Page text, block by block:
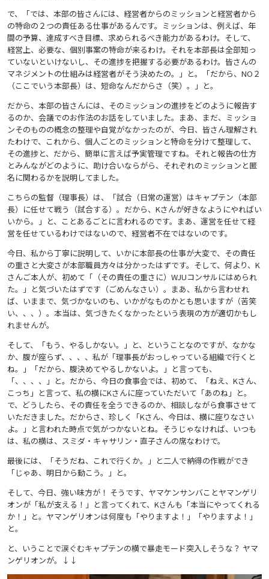
で、「では、本部の皆さんには、経営者からのミッションと経営者から
の特命の２つの責任ある仕事があるんです。ミッションは、例えば、年
間の予算、達成すべき目標、求められるべき能力があるわけ。そして、
経営上、必要な、個別事案の特命が来るわけ。それを本部長は全部知っ
ていないといけないし、その進捗を把握する必要があるわけ。皆さんの
マネジメントの仕組みは経営者がそう決めたの。」と。「だから、NO２
（ここでいう本部長）は、短命なんだからさ（笑）。」と。
だから、本部の皆さんには、そのミッションの進捗をどのように報告す
るのか、会議でのお作法のお話をしていました。まあ、まだ、ミッショ
ンそのものの概念の整理や自覚がなかったのが、今日、皆さん理解され
たわけで、これから、個人ごとのミッションと特命を分けて整理して、
その進捗と、だから、簡単に言えば予実管理ですね。それと報告の仕方
とみんながどのように、助け合いならがら、それぞれのミッションと匿
名に関わるかを説明してました。
こちらの監督（理事長）は、「試合（日常の運営）はキャプテン（本部
長）に任せて戦う（試合する）。だから、Kさんが好きなようにやればい
いから。」と、ことあるごとに言われるのです。まあ、運営を任せて経
営を任せているわけではないので、経営者不在ではないのです。
今日、私から丁寧に説明して、いかに本部長の仕事が大変で、その責任
の重さと大変さが本部職員方々は分かったはずです。そして、何より、K
さんご本人が、初めて「（その責任の重さに）WJUコンサルにはめられ
た。」と気づいたはずです（ごめんなさい）。まあ、私から言わせれ
ば、いままで、気づかないのも、いかがなものかとも思いますが（苦笑
い、、、）。本当は、気づきたくなかったという表現の方が適切かもし
れませんが。
そして、「もう、やるしかない。」と、ということなのですが、なかな
か、腹が座らず、、、、私が「理事長がおっしゃっている組織で行くと
ね。」「だから、腹決めてやるしかないよ。」と言っても、
「、、、、」と。だから、今日の食事会では、初めて、「ねえ、Kさん、
こっち」と言って、私の横にKさんに座っていただいて「あのね」と。
で、どうしたら、その責任を全うできるのか、相談しながら食事させて
いただきました。だからさ、珍しく「Kさん、今日は、横に座りなさい
よ。」と言われた時点で気がつかないとね。そうじゃなければ、いつも
は、私の横は、スミダ・キャサリン・直子さんの席なわけで。
最後には、「そうだね、これで行くか。」と二人で納得の作戦ができ
「じゃあ、明日から動こう。」と。
そして、今日、強い味方が！ そうです、ヤマケンサンバことヤマンゲリ
オンが「私が支える！」と言ってくれて、Kさんも「本当にやってくれる
か！」と。ヤマンゲリオンは何度も「やりますよ！」「やりますよ！」
と。
と、いうことで涙ぐむキャプテンの横で暴走モード突入しそうな？ ヤマ
ンゲリオンが。↓↓